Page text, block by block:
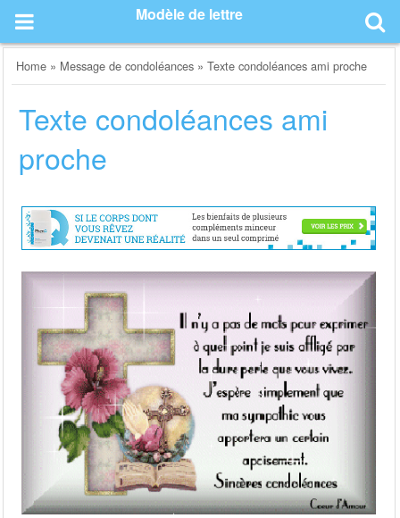
content
Modèle de lettre
Home » Message de condoléances »Texte condoléances ami proche
Texte condoléances ami
proche